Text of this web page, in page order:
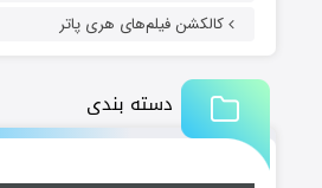
کالکشن فیلم‌های هری پاتر
دسته بندی